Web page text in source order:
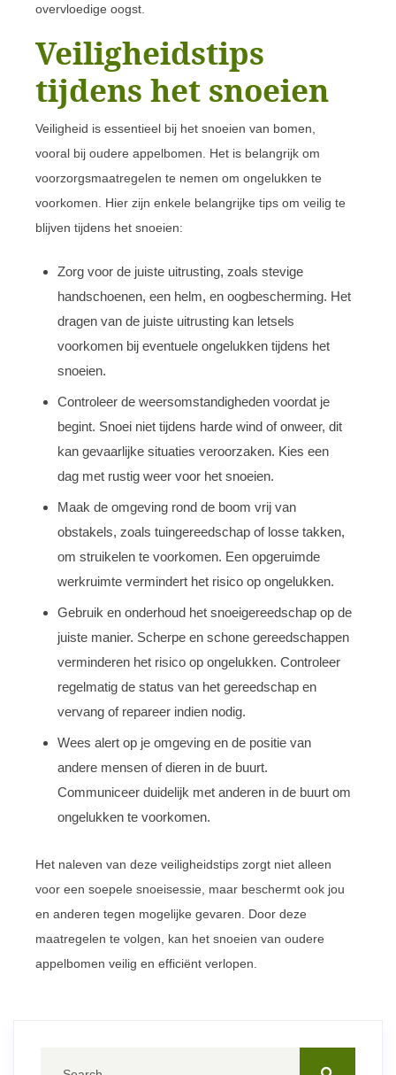
overvloedige oogst.
Veiligheidstips
tijdens het snoeien
Veiligheid is essentieel bij het snoeien van bomen,
vooral bij oudere appelbomen. Het is belangrijk om
voorzorgsmaatregelen te nemen om ongelukken te
voorkomen. Hier zijn enkele belangrijke tips om veilig te
blijven tijdens het snoeien:
Zorg voor de juiste uitrusting, zoals stevige
handschoenen, een helm, en oogbescherming. Het
dragen van de juiste uitrusting kan letsels
voorkomen bij eventuele ongelukken tijdens het
snoeien.
Controleer de weersomstandigheden voordat je
begint. Snoei niet tijdens harde wind of onweer, dit
kan gevaarlijke situaties veroorzaken. Kies een
dag met rustig weer voor het snoeien.
Maak de omgeving rond de boom vrij van
obstakels, zoals tuingereedschap of losse takken,
om struikelen te voorkomen. Een opgeruimde
werkruimte vermindert het risico op ongelukken.
Gebruik en onderhoud het snoeigereedschap op de
juiste manier. Scherpe en schone gereedschappen
verminderen het risico op ongelukken. Controleer
regelmatig de status van het gereedschap en
vervang of repareer indien nodig.
Wees alert op je omgeving en de positie van
andere mensen of dieren in de buurt.
Communiceer duidelijk met anderen in de buurt om
ongelukken te voorkomen.
Het naleven van deze veiligheidstips zorgt niet alleen
voor een soepele snoeisessie, maar beschermt ook jou
en anderen tegen mogelijke gevaren. Door deze
maatregelen te volgen, kan het snoeien van oudere
appelbomen veilig en efficiënt verlopen.